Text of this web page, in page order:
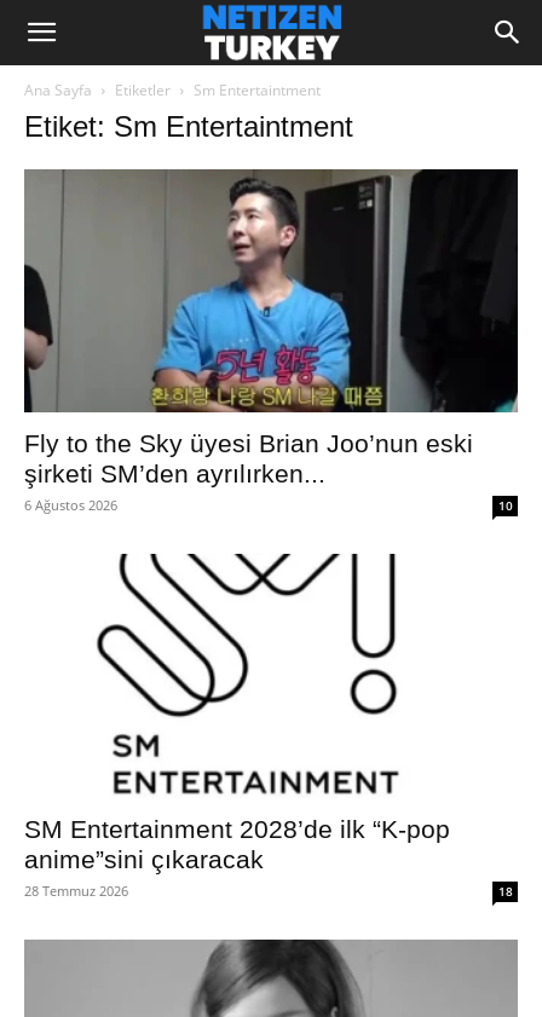
Ana Sayfa Etiketler Sm Entertaintment
Etiket: Sm Entertaintment
Fly to the Sky üyesi Brian Joo’nun eski
şirketi SM’den ayrılırken...
6 Ağustos 2026 10
SM Entertainment 2028’de ilk “K-pop
anime”sini çıkaracak
28 Temmuz 2026 18